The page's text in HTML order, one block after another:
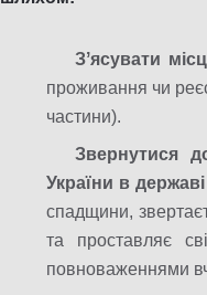
Зʼясувати
проживання чи
частини).
Звернутися
України в
спадщини,
та проставляє
повноваженнями